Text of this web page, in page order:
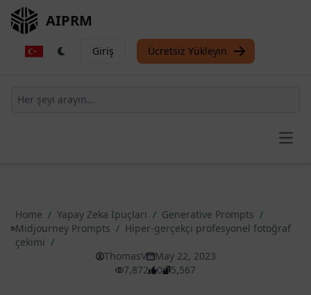
AIPRM
Giriş Ücretsiz Yükleyin
Home / Yapay Zeka İpuçları / Generative Prompts /
Midjourney Prompts / Hiper-gerçekçi profesyonel fotoğraf
çekimi /
ThomasV
May 22, 2023
7,872
0 5,567